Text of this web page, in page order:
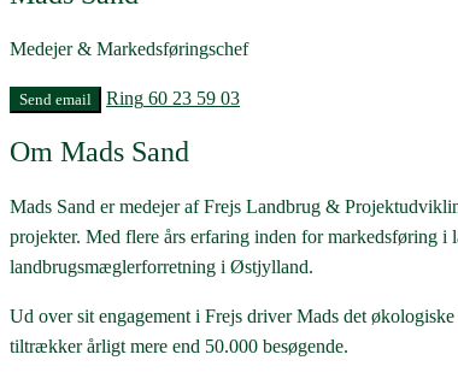
Medejer & Markedsføringschef
Send email Ring 60 23 59 03
Om Mads Sand
Mads Sand er medejer af Frejs Landbrug &
projekter. Med flere års erfaring inden for markedsføring i
landbrugsmæglerforretning i Østjylland.
Ud over sit engagement i Frejs driver Mads det
tiltrækker årligt mere end 50.000 besøgende.